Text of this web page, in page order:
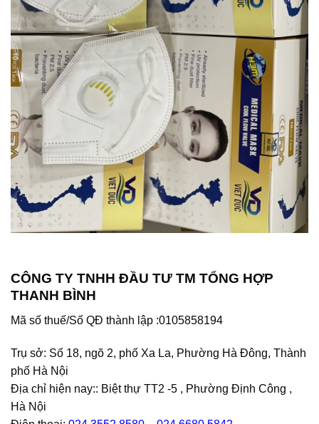
CÔNG TY TNHH ĐẦU TƯ TM TỔNG HỢP
THANH BÌNH
Mã số thuế/Số QĐ thành lập :0105858194
Trụ sở: Số 18, ngõ 2, phố Xa La, Phường Hà Đông, Thành
phố Hà Nội
Địa chỉ hiện nay:: Biệt thự TT2 -5 , Phường Định Công ,
Hà Nội